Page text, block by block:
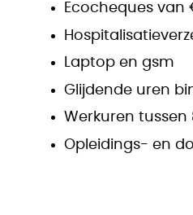
Ecocheques van
Laptop en gsm
Glijdende uren
Werkuren tussen
Opleidings- en